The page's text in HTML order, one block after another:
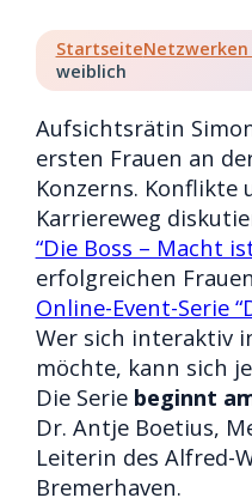
Startseite
weiblich
Aufsichtsrätin
ersten Frauen an
Konzerns. Konflikte
Karriereweg
“Die Boss – Macht
erfolgreichen
Online-Event-Serie
Wer sich interaktiv
möchte, kann sich
Die Serie beginnt
Dr. Antje Boetius,
Leiterin des Alfred-
Bremerhaven.